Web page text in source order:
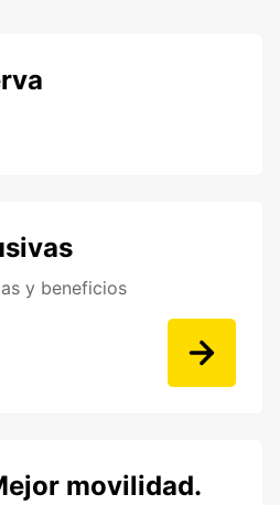
y beneficios
movilidad.